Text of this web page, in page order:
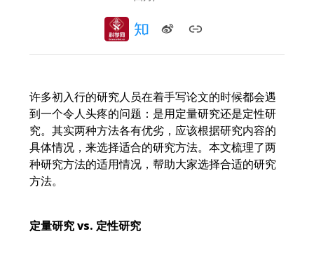
许多初入行的研究人员在着手写论文的时候都会遇
到一个令人头疼的问题：是用定量研究还是定性研
究。其实两种方法各有优劣，应该根据研究内容的
具体情况，来选择适合的研究方法。本文梳理了两
种研究方法的适用情况，帮助大家选择合适的研究
方法。
定量研究 vs. 定性研究